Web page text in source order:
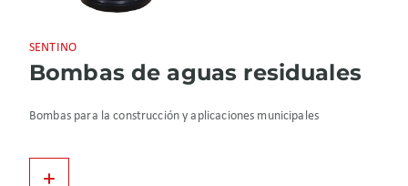
SENTINO
Bombas de aguas residuales
Bombas para la construcción y aplicaciones municipales